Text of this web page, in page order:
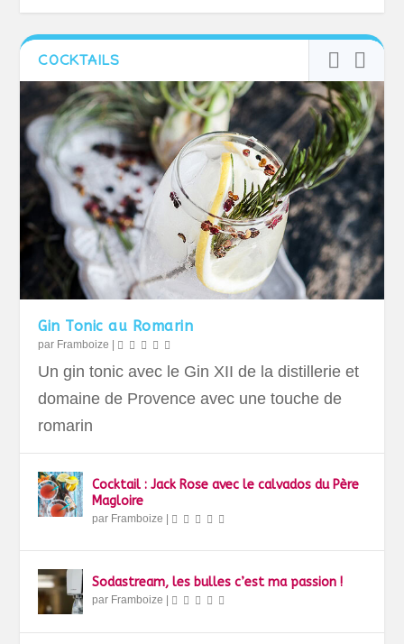
COCKTAILS
Gin Tonic au Romarin
par Framboize |
Un gin tonic avec le Gin XII de la distillerie et
domaine de Provence avec une touche de
romarin
Cocktail : Jack Rose avec le calvados du Père
Magloire
par Framboize |
Sodastream, les bulles c’est ma passion !
par Framboize |